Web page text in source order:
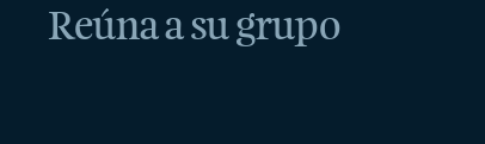
Reúna a su grupo